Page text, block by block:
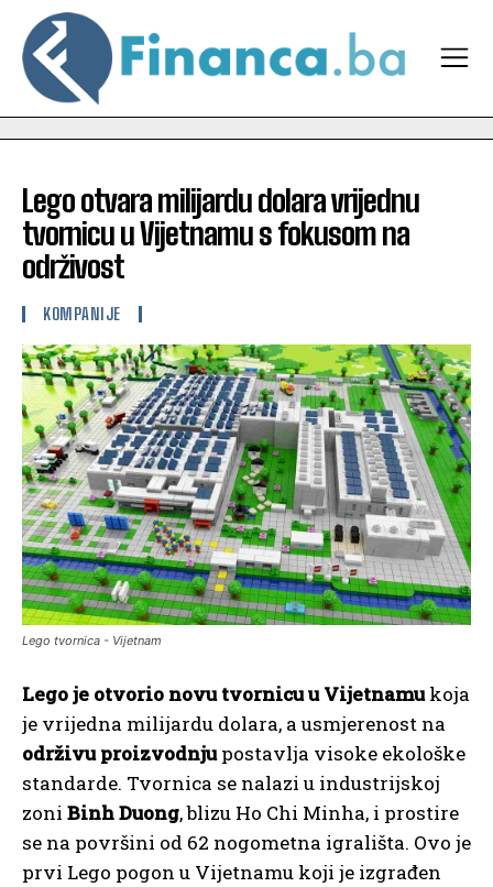
Lego otvara milijardu dolara vrijednu
tvornicu u Vijetnamu s fokusom na
održivost
KOMPANIJE
Lego tvornica - Vijetnam
Lego je otvorio novu tvornicu u Vijetnamukoja
je vrijedna milijardu dolara, a usmjerenost na
održivu proizvodnjupostavlja visoke ekološke
standarde. Tvornica se nalazi u industrijskoj
zoni Binh Duong, blizu Ho Chi Minha, i prostire
se na površini od 62 nogometna igrališta. Ovo je
prvi Lego pogon u Vijetnamu koji je izgrađen